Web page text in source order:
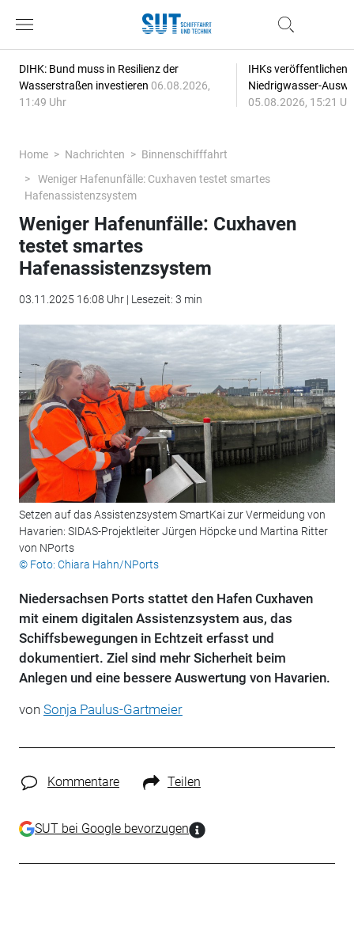
DIHK: Bund muss in Resilienz der
Wasserstraßen investieren 06.08.2026,
11:49 Uhr
IHKs veröffentlichen
Niedrigwasser-
05.08.2026, 15:21
Home Nachrichten
Binnenschifffahrt
Weniger Hafenunfälle: Cuxhaven testet smartes
Hafenassistenzsystem
Weniger Hafenunfälle: Cuxhaven
testet smartes
Hafenassistenzsystem
03.11.2025 16:08 Uhr | Lesezeit: 3 min
Setzen auf das Assistenzsystem SmartKai zur Vermeidung von
Havarien: SIDAS-Projektleiter Jürgen Höpcke und Martina Ritter
von NPorts
© Foto: Chiara Hahn/NPorts
Niedersachsen Ports stattet den Hafen Cuxhaven
mit einem digitalen Assistenzsystem aus, das
Schiffsbewegungen in Echtzeit erfasst und
dokumentiert. Ziel sind mehr Sicherheit beim
Anlegen und eine bessere Auswertung von Havarien.
von Sonja Paulus-Gartmeier
Kommentare Teilen
SUT bei Google bevorzugen